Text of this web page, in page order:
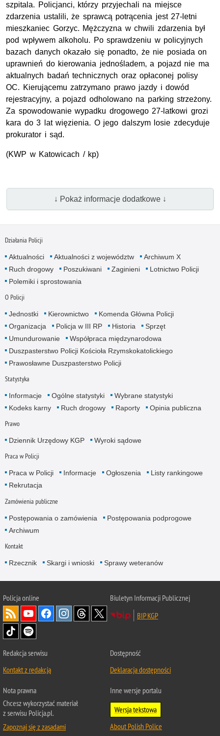
szpitala. Policjanci, którzy przyjechali na miejsce
zdarzenia ustalili, że sprawcą potrącenia jest 27-letni
mieszkaniec Gorzyc. Mężczyzna w chwili zdarzenia był
pod wpływem alkoholu. Po sprawdzeniu w policyjnych
bazach danych okazało się ponadto, że nie posiada on
uprawnień do kierowania jednośladem, a pojazd nie ma
aktualnych badań technicznych oraz opłaconej polisy
OC. Kierującemu zatrzymano prawo jazdy i dowód
rejestracyjny, a pojazd odholowano na parking strzeżony.
Za spowodowanie wypadku drogowego 27-latkowi grozi
kara do 3 lat więzienia. O jego dalszym losie zdecyduje
prokurator i sąd.
(KWP w Katowicach / kp)
↓ Pokaż informacje dodatkowe ↓
Działania Policji
Aktualności Aktualności z województw
Archiwum X
Ruch drogowy
Poszukiwani Zaginieni
Lotnictwo Policji
Polemiki i sprostowania
O Policji
Jednostki Kierownictwo
Komenda Główna Policji
Organizacja
Policja w III RP Historia
Sprzęt
Umundurowanie
Współpraca międzynarodowa
Duszpasterstwo Policji Kościoła Rzymskokatolickiego
Prawosławne Duszpasterstwo Policji
Statystyka
Informacje Ogólne statystyki
Wybrane statystyki
Kodeks karny
Ruch drogowy Raporty Opinia publiczna
Prawo
Dziennik Urzędowy KGP Wyroki sądowe
Praca w Policji
Praca w Policji Informacje Ogłoszenia
Listy rankingowe
Rekrutacja
Zamówienia publiczne
Postępowania o zamówienia
Postępowania podprogowe
Archiwum
Kontakt
Rzecznik Skargi i wnioski Sprawy weteranów
Policjaonline
Biuletyn Informacji Publicznej
BIP KGP
Redakcja serwisu
Kontakt z redakcją
Dostępność
Deklaracja dostępności
Nota prawna
Chcesz wykorzystać materiał
z serwisu Policja.pl.
Zapoznaj się z zasadami
Inne wersje portalu
Wersja tekstowa
About Polish Police